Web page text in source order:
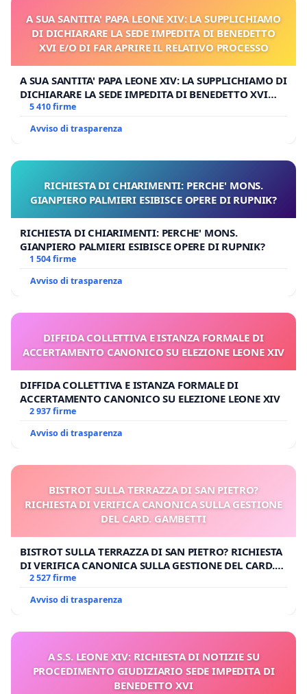
A SUA SANTITA' PAPA LEONE XIV: LA SUPPLICHIAMO
DI DICHIARARE LA SEDE IMPEDITA DI BENEDETTO
XVI E/O DI FAR APRIRE IL RELATIVO PROCESSO
A SUA SANTITA' PAPA LEONE XIV: LA SUPPLICHIAMO DI
DICHIARARE LA SEDE IMPEDITA DI BENEDETTO XVI
E/O DI FAR APRIRE IL RELATIVO PROCESSO
5 410 firme
Avviso di trasparenza
RICHIESTA DI CHIARIMENTI: PERCHE' MONS.
GIANPIERO PALMIERI ESIBISCE OPERE DI RUPNIK?
RICHIESTA DI CHIARIMENTI: PERCHE' MONS.
GIANPIERO PALMIERI ESIBISCE OPERE DI RUPNIK?
1 504 firme
Avviso di trasparenza
DIFFIDA COLLETTIVA E ISTANZA FORMALE DI
ACCERTAMENTO CANONICO SU ELEZIONE LEONE XIV
DIFFIDA COLLETTIVA E ISTANZA FORMALE DI
ACCERTAMENTO CANONICO SU ELEZIONE LEONE XIV
2 937 firme
Avviso di trasparenza
BISTROT SULLA TERRAZZA DI SAN PIETRO?
RICHIESTA DI VERIFICA CANONICA SULLA GESTIONE
DEL CARD. GAMBETTI
BISTROT SULLA TERRAZZA DI SAN PIETRO? RICHIESTA
DI VERIFICA CANONICA SULLA GESTIONE DEL CARD.
GAMBETTI
2 527 firme
Avviso di trasparenza
A S.S. LEONE XIV: RICHIESTA DI NOTIZIE SU
PROCEDIMENTO GIUDIZIARIO SEDE IMPEDITA DI
BENEDETTO XVI